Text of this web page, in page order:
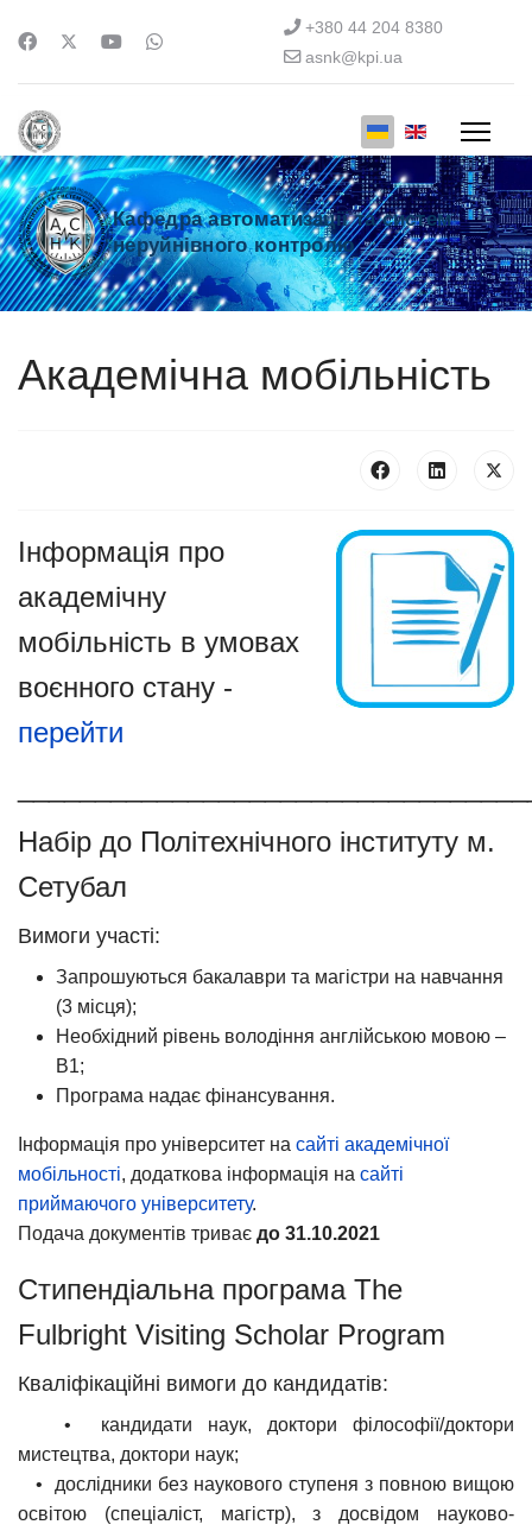
+380 44 204 8380
asnk@kpi.ua
Кафедра автоматизації та систем
неруйнівного контролю
Академічна мобільність
Інформація про
академічну
мобільність в умовах
воєнного стану -
перейти
Набір до Політехнічного інституту м.
Сетубал
Вимоги участі:
Запрошуються бакалаври та магістри на навчання
(3 місця);
Необхідний рівень володіння англійською мовою –
В1;
Програма надає фінансування.
Інформація про університет на сайті академічної
мобільності, додаткова інформація на сайті
приймаючого університету.
Подача документів триває до 31.10.2021
Стипендіальна програма The
Fulbright Visiting Scholar Program
Кваліфікаційні вимоги до кандидатів:
• кандидати наук, доктори філософії/доктори
мистецтва, доктори наук;
• дослідники без наукового ступеня з повною вищою
освітою (спеціаліст, магістр), з досвідом науково-